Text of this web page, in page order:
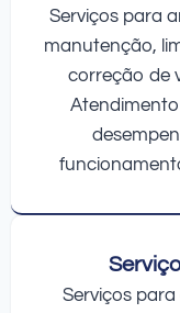
Serviços para
manutenção,
correção de
Serviços